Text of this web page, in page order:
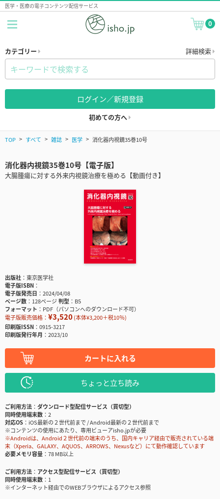
医学・医療の電子コンテンツ配信サービス
0
カテゴリー 詳細検索
ログイン／新規登録
初めての方へ
TOP すべて 雑誌 医学 消化器内視鏡35巻10号
消化器内視鏡35巻10号【電子版】
大腸腫瘍に対する外来内視鏡治療を極める【動画付き】
出版社
東京医学社
電子版ISBN
電子版発売日
2024/04/08
ページ数
128ページ判型
B5
フォーマット
PDF（パソコンへのダウンロード不可）
電子版販売価格： ¥3,520(本体¥3,200＋税10％)
印刷版ISSN
0915-3217
印刷版発行年月
2023/10
カートに入れる
ちょっと立ち読み
ご利用方法
ダウンロード型配信サービス（買切型）
同時使用端末数
2
対応OS
iOS最新の２世代前まで / Android最新の２世代前まで
※コンテンツの使用にあたり、専用ビューアisho.jpが必要
※Androidは、Android２世代前の端末のうち、国内キャリア経由で販売されている端
末（Xperia、GALAXY、AQUOS、ARROWS、Nexusなど）にて動作確認しています
必要メモリ容量
78 MB以上
ご利用方法
アクセス型配信サービス（買切型）
同時使用端末数
1
※インターネット経由でのWEBブラウザによるアクセス参照